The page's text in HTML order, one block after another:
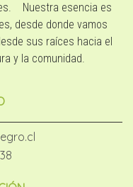
Nuestra esencia es
desde donde vamos
sus raíces hacia el
y la comunidad.